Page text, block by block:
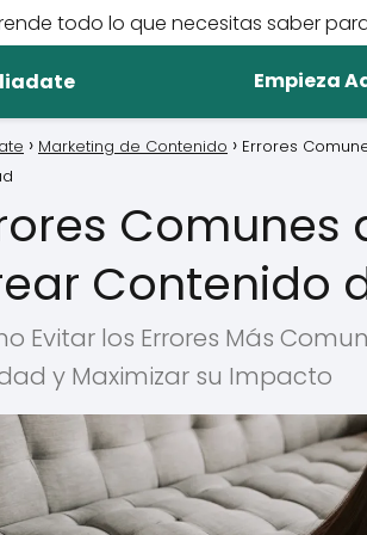
todo lo que necesitas saber
Empieza
Marketing de Contenido
Errores
Comunes
Contenido
Evitar los Errores Más
y Maximizar su Impacto